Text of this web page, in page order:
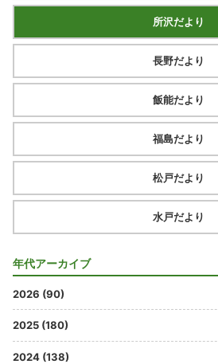
所沢だより
長野だより
飯能だより
福島だより
松戸だより
水戸だより
年代アーカイブ
2026 (90)
2025 (180)
2024 (138)